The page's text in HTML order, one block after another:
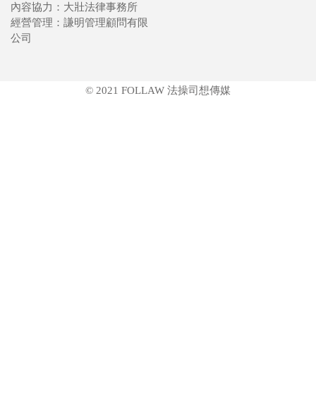
內容協力：大壯法律事務所
經營管理：謙明管理顧問有限
公司
© 2021 FOLLAW 法操司想傳媒